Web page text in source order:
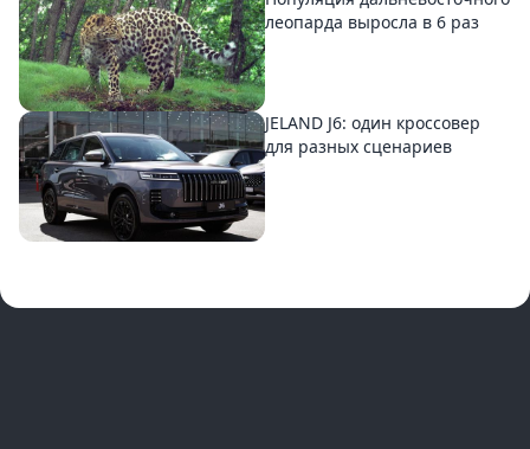
леопарда выросла в 6 раз
JELAND J6: один кроссовер
для разных сценариев